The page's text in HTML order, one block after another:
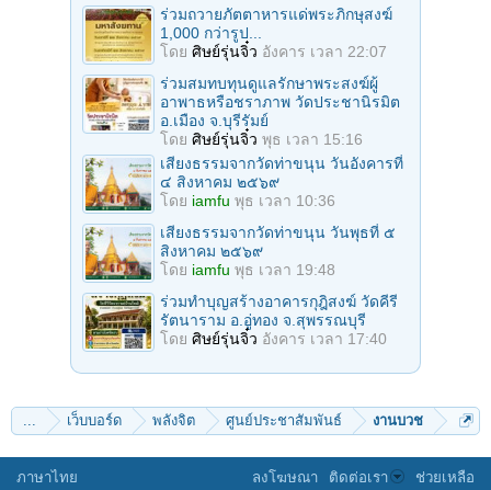
ร่วมถวายภัตตาหารแด่พระภิกษุสงฆ์
1,000 กว่ารูป...
โดย ศิษย์รุ่นจิ๋ว อังคาร เวลา 22:07
ร่วมสมทบทุนดูแลรักษาพระสงฆ์ผู้
อาพาธหรือชราภาพ วัดประชานิรมิต
อ.เมือง จ.บุรีรัมย์
โดย ศิษย์รุ่นจิ๋ว พุธ เวลา 15:16
เสียงธรรมจากวัดท่าขนุน วันอังคารที่
๔ สิงหาคม ๒๕๖๙
โดย iamfu พุธ เวลา 10:36
เสียงธรรมจากวัดท่าขนุน วันพุธที่ ๕
สิงหาคม ๒๕๖๙
โดย iamfu พุธ เวลา 19:48
ร่วมทำบุญสร้างอาคารกุฎิสงฆ์ วัดคีรี
รัตนาราม อ.อู่ทอง จ.สุพรรณบุรี
โดย ศิษย์รุ่นจิ๋ว อังคาร เวลา 17:40
เว็บบอร์ด พลังจิต ศูนย์ประชาสัมพันธ์ งานบวช
ภาษาไทย ลงโฆษณา ติดต่อเรา ช่วยเหลือ